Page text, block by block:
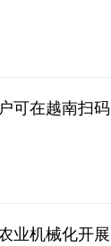
可在越南扫码
业机械化开展